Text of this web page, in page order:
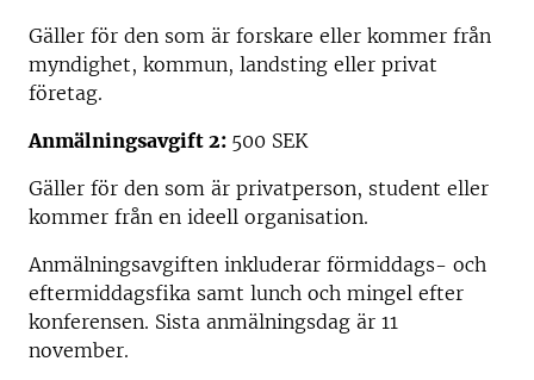
Gäller för den som är forskare eller kommer från
myndighet, kommun, landsting eller privat
företag.
Anmälningsavgift 2: 500 SEK
Gäller för den som är privatperson, student eller
kommer från en ideell organisation.
Anmälningsavgiften inkluderar förmiddags- och
eftermiddagsfika samt lunch och mingel efter
konferensen. Sista anmälningsdag är 11
november.